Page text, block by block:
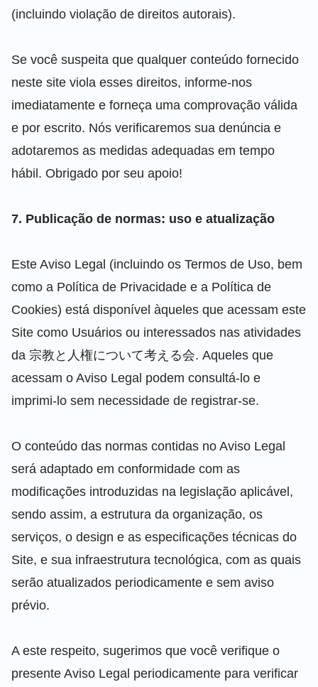
(incluindo violação de direitos autorais).
Se você suspeita que qualquer conteúdo fornecido
neste site viola esses direitos, informe-nos
imediatamente e forneça uma comprovação válida
e por escrito. Nós verificaremos sua denúncia e
adotaremos as medidas adequadas em tempo
hábil. Obrigado por seu apoio!
7. Publicação de normas: uso e atualização
Este Aviso Legal (incluindo os Termos de Uso, bem
como a Política de Privacidade e a Política de
Cookies) está disponível àqueles que acessam este
Site como Usuários ou interessados nas atividades
da 宗教と人権について考える会. Aqueles que
acessam o Aviso Legal podem consultá-lo e
imprimi-lo sem necessidade de registrar-se.
O conteúdo das normas contidas no Aviso Legal
será adaptado em conformidade com as
modificações introduzidas na legislação aplicável,
sendo assim, a estrutura da organização, os
serviços, o design e as especificações técnicas do
Site, e sua infraestrutura tecnológica, com as quais
serão atualizados periodicamente e sem aviso
prévio.
A este respeito, sugerimos que você verifique o
presente Aviso Legal periodicamente para verificar